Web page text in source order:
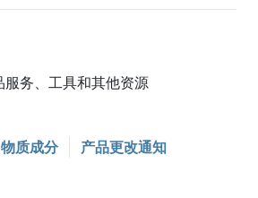
服务、工具和其他资源
物质成分 产品更改通知